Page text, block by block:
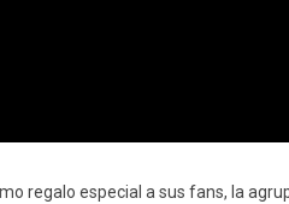
regalo especial a sus fans, la